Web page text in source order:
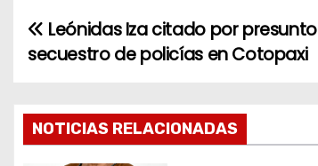
N
v
e
Leónidas Iza citado por presunto
secuestro de policías en Cotopaxi
NOTICIAS RELACIONADAS